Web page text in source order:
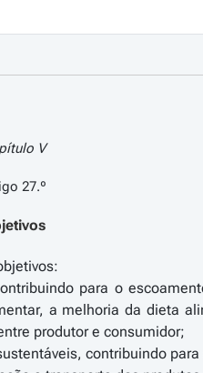
V
27.º
para o
a melhoria da dieta
produtor e consumidor;
contribuindo